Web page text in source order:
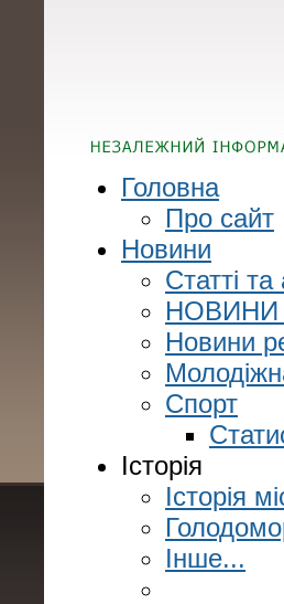
Головна
Про сайт
Новини
Статті та
НОВИНИ
Новини
Спорт
Історія
Історія
Інше...